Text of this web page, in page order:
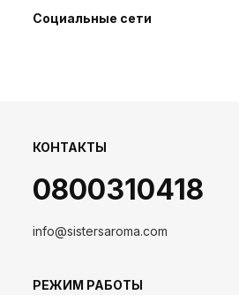
Социальные сети
КОНТАКТЫ
0800310418
info@sistersaroma.com
РЕЖИМ РАБОТЫ